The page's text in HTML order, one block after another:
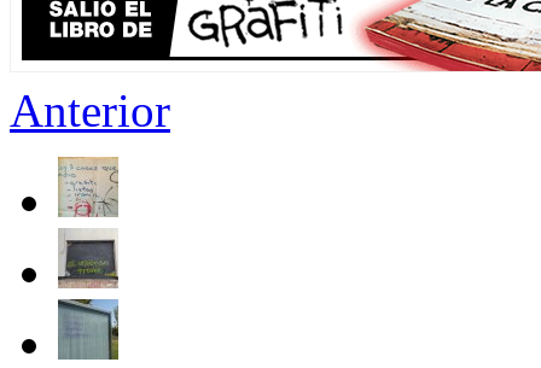
Anterior